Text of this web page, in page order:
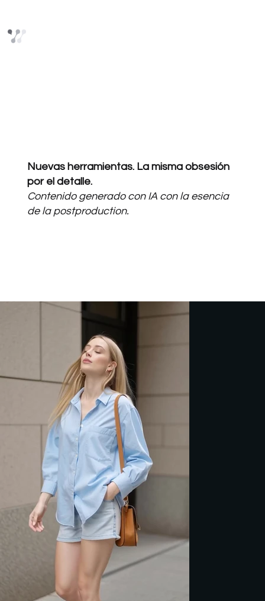
Nuevas herramientas. La misma obsesión
por el detalle.
Contenido generado con IA con la esencia
de la postproduction.